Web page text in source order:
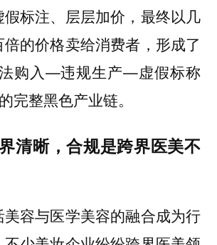
标注、层层加价，最终以几
的价格卖给消费者，形成了
购入—违规生产—虚假标称
完整黑色产业链。
清晰，合规是跨界医美不
容与医学美容的融合成为行